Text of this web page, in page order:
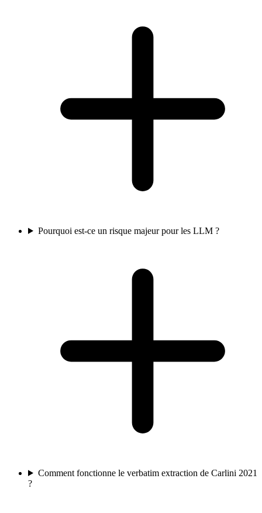
Pourquoi est-ce un risque majeur pour les LLM ?
Comment fonctionne le verbatim extraction de Carlini 2021
?